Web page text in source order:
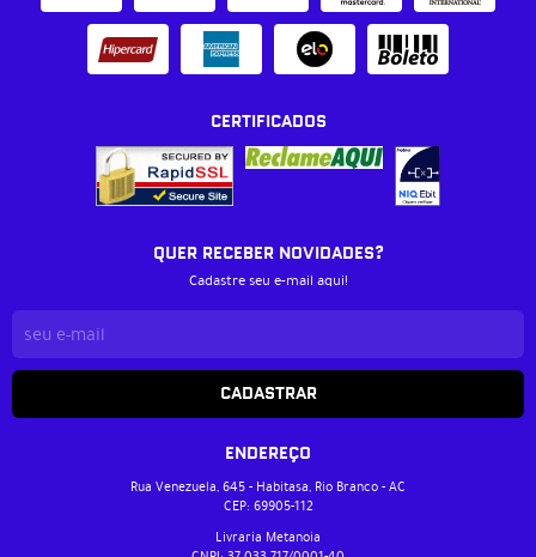
CERTIFICADOS
QUER RECEBER NOVIDADES?
Cadastre seu e-mail aqui!
CADASTRAR
ENDEREÇO
Rua Venezuela, 645- Habitasa, Rio Branco-AC
CEP: 69905-112
Livraria Metanoia